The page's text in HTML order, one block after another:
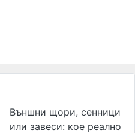
Външни щори, сенници
или завеси: кое реално